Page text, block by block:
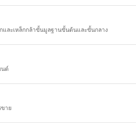
และเหล็กกล้าขั้นมูลฐานขั้นต้นและขั้นกลาง
นต์
าย